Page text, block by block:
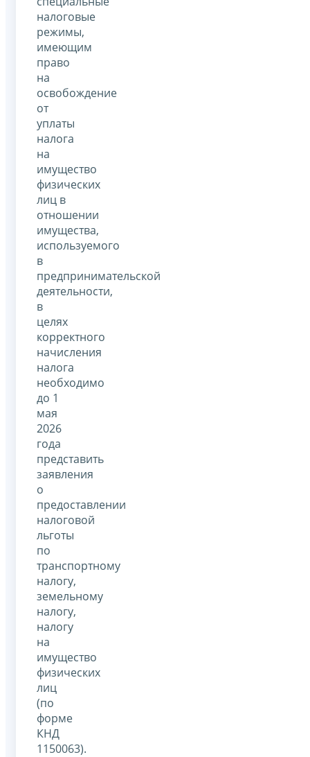
налоговые
режимы,
имеющим
право
на
освобождение
от
уплаты
налога
на
имущество
физических
лиц в
отношении
имущества,
используемого
в
предпринимательской
деятельности,
в
целях
корректного
начисления
налога
необходимо
до 1
мая
2026
года
представить
заявления
о
предоставлении
налоговой
льготы
по
транспортному
налогу,
земельному
налогу,
налогу
на
имущество
физических
лиц
(по
форме
КНД
1150063).